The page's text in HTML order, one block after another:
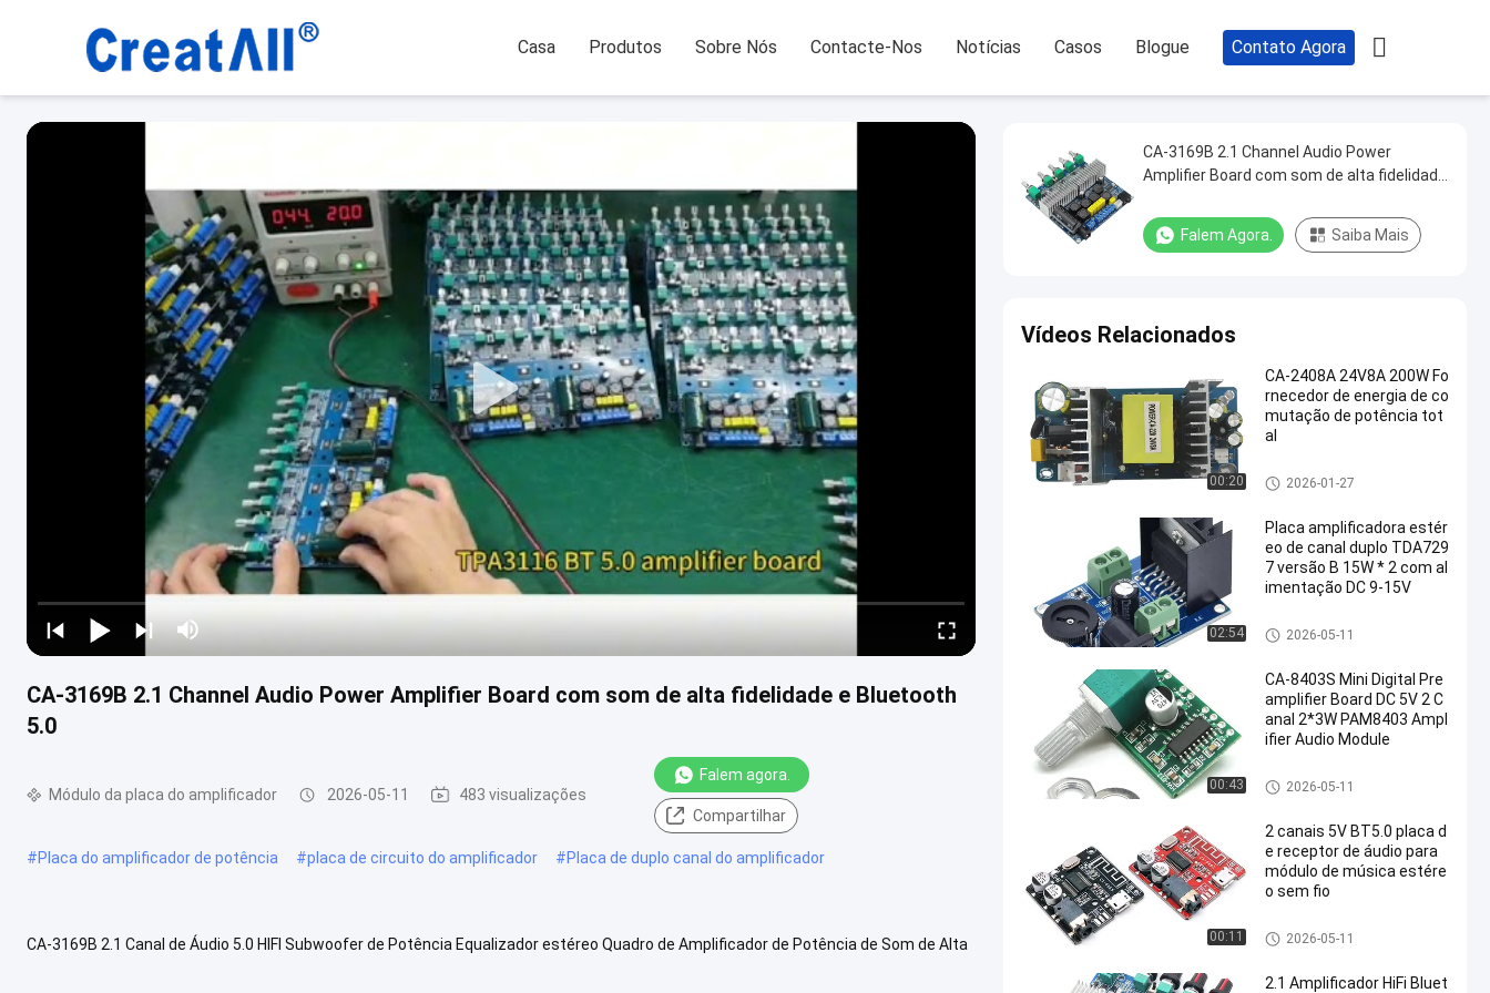
Casa Produtos Sobre Nós Contacte-Nos Notícias Casos Blogue Contato Agora 
CA-3169B 2.1 Channel Audio Power Amplifier Board com som de alta fidelidade e Bluetooth
5.0
Módulo da placa do amplificador 2026-05-11 483 visualizações
Falem agora.
Compartilhar
#Placa do amplificador de potência #placa de circuito do amplificador #Placa de duplo canal do amplificador
CA-3169B 2.1 Canal de Áudio 5.0 HIFI Subwoofer de Potência Equalizador estéreo Quadro de Amplificador de Potência de Som de Alta
CA-3169B 2.1 Channel Audio Power
Amplifier Board com som de alta fidelidade
Falem Agora. Saiba Mais
Vídeos Relacionados
00:20
CA-2408A 24V8A 200W Fo
rnecedor de energia de co
mutação de potência tot
al
Módulo da placa do amplificad
or
2026-01-27
02:54
Placa amplificadora estér
eo de canal duplo TDA729
7 versão B 15W * 2 com al
imentação DC 9-15V
Módulo da placa do amplificad
or
2026-05-11
00:43
CA-8403S Mini Digital Pre
amplifier Board DC 5V 2 C
anal 2*3W PAM8403 Ampl
ifier Audio Module
Módulo da placa do amplificad
or
2026-05-11
00:11
2 canais 5V BT5.0 placa d
e receptor de áudio para
módulo de música estére
o sem fio
Módulo da placa do amplificad
or
2026-05-11
2.1 Amplificador HiFi Bluet